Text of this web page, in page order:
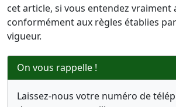
cet article, si vous entendez vraiment
conformément aux règles établies
vigueur.
On vous rappelle !
Laissez-nous votre numéro de